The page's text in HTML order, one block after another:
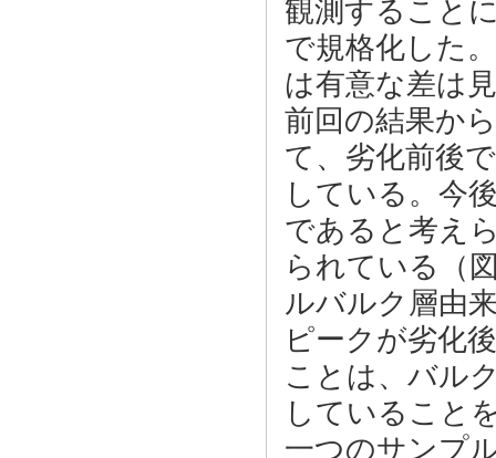
観測すること
で規格化した
は有意な差は
前回の結果か
て、劣化前後
している。今
であると考え
られている（
ルバルク層由
ピークが劣化
ことは、バル
していること
一つのサンプ